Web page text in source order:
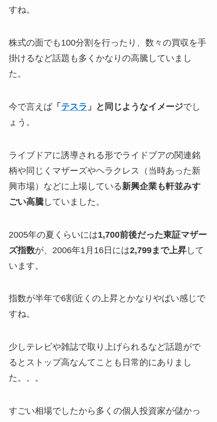
すね。
株式の面でも100分割を行ったり、数々の買収を手
掛けるなど話題も多くかなりの高騰していまし
た。
今で言えば「 テスラ 」と同じようなイメージでし
ょう。
ライブドアに誘導される形でライドブアの関連銘
柄や同じくマザーズやヘラクレス（当時あった新
興市場）などに上場している新興企業も軒並みす
ごい高騰していました。
2005年の夏くらいには1,700前後だった東証マザー
ズ指数が、2006年1月16日には2,799まで上昇して
います。
指数が半年で6割近くの上昇とかなりやばい感じで
すね。
少しテレビや雑誌で取り上げられるなど話題がで
るとストップ高なんてことも日常的にありまし
た。。。
すごい相場でしたから多くの個人投資家が儲かっ